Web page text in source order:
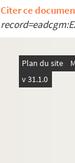
Citer ce
Plan du site
v 31.1.0